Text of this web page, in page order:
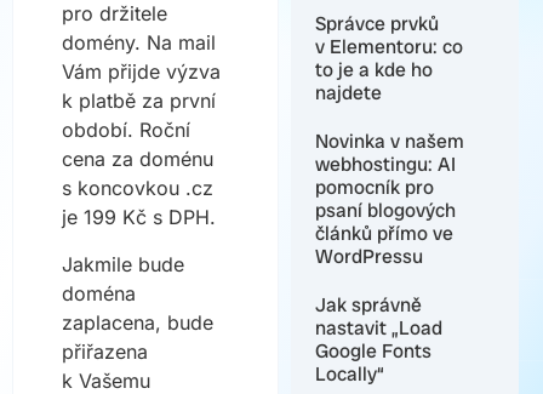
Správce prvků
v Elementoru: co
to je a kde ho
najdete
Novinka v našem
webhostingu: AI
pomocník pro
psaní blogových
článků přímo ve
WordPressu
Jak správně
nastavit „Load
Google Fonts
Locally“
pro držitele
domény. Na mail
Vám přijde výzva
k platbě za první
období. Roční
cena za doménu
s koncovkou .cz
je 199 Kč s DPH.
Jakmile bude
doména
zaplacena, bude
přiřazena
k Vašemu